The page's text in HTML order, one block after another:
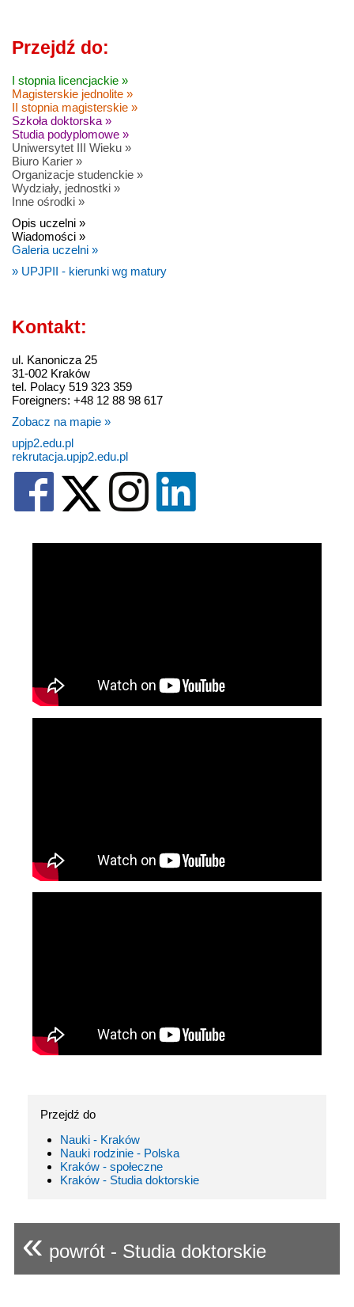
Przejdź do:
I stopnia licencjackie »
Magisterskie jednolite »
II stopnia magisterskie »
Szkoła doktorska »
Studia podyplomowe »
Uniwersytet III Wieku »
Biuro Karier »
Organizacje studenckie »
Wydziały, jednostki »
Inne ośrodki »
Opis uczelni »
Wiadomości »
Galeria uczelni »
» UPJPII - kierunki wg matury
Kontakt:
ul. Kanonicza 25
31-002 Kraków
tel. Polacy 519 323 359
Foreigners: +48 12 88 98 617
Zobacz na mapie »
upjp2.edu.pl
rekrutacja.upjp2.edu.pl
Przejdź do
Nauki - Kraków
Nauki rodzinie - Polska
Kraków - społeczne
Kraków - Studia doktorskie
« powrót - Studia doktorskie